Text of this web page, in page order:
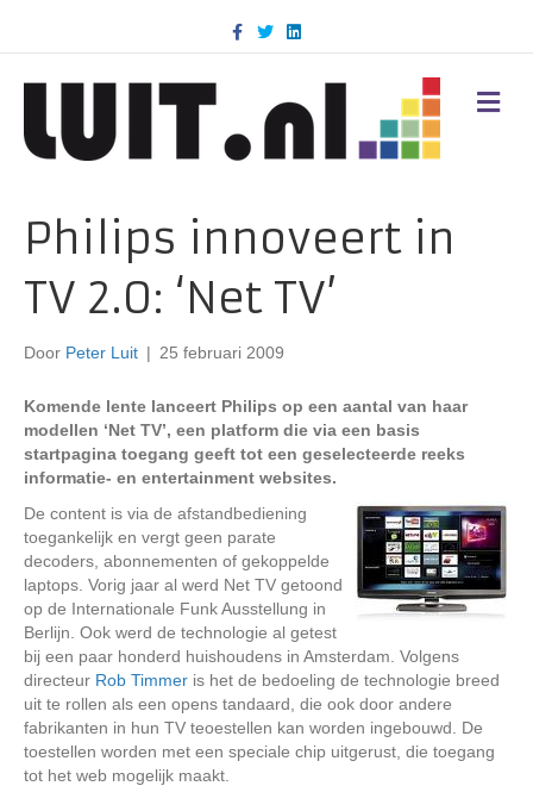
c
k
T
w
i
n
d
M
E
Philips innoveert in
TV 2.0: ‘Net TV’
Door Peter Luit | 25 februari 2009
Komende lente lanceert Philips op een aantal van haar
modellen ‘Net TV’, een platform die via een basis
startpagina toegang geeft tot een geselecteerde reeks
informatie- en entertainment websites.
De content is via de afstandbediening
toegankelijk en vergt geen parate
decoders, abonnementen of gekoppelde
laptops. Vorig jaar al werd Net TV getoond
op de Internationale Funk Ausstellung in
Berlijn. Ook werd de technologie al getest
bij een paar honderd huishoudens in Amsterdam. Volgens
directeur Rob Timmer is het de bedoeling de technologie breed
uit te rollen als een opens tandaard, die ook door andere
fabrikanten in hun TV teoestellen kan worden ingebouwd. De
toestellen worden met een speciale chip uitgerust, die toegang
tot het web mogelijk maakt.